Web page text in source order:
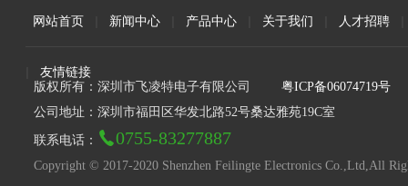
网站首页 新闻中心 产品中心 关于我们 人才招聘
友情链接
版权所有：深圳市飞凌特电子有限公司
粤ICP备06074719号
公司地址：深圳市福田区华发北路52号桑达雅苑19C室
联系电话： 0755-83277887
Copyright © 2017-2020 Shenzhen Feilingte Electronics Co.,Ltd,All